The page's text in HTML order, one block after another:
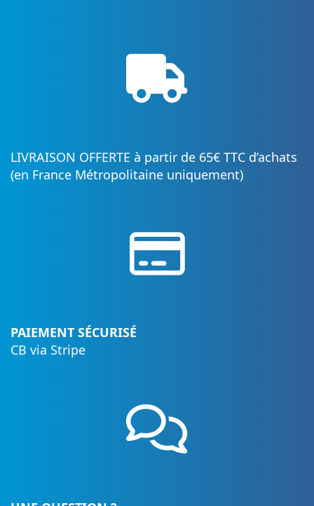
LIVRAISON OFFERTE à partir de 65€ TTC d’achats
(en France Métropolitaine uniquement)
PAIEMENT SÉCURISÉ
CB via Stripe